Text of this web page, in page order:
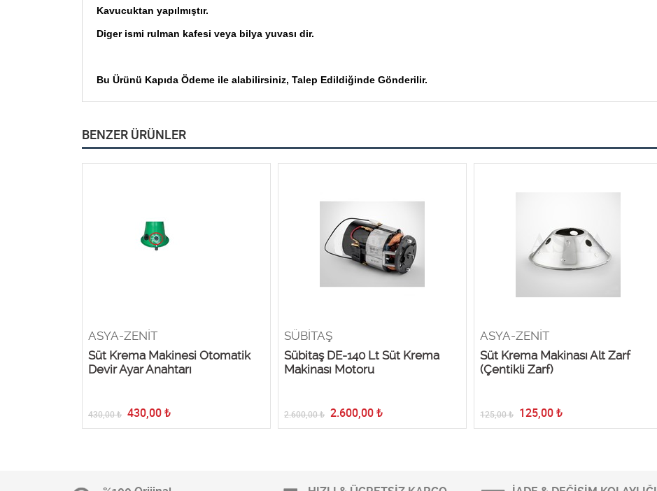
Kavucuktan yapılmıştır.
Diger ismi rulman kafesi veya bilya yuvası dir.
Bu Ürünü Kapıda Ödeme ile alabilirsiniz, Talep Edildiğinde Gönderilir.
BENZER ÜRÜNLER
ASYA-ZENİT
Süt Krema Makinesi Otomatik
Devir Ayar Anahtarı
430,00₺ 430,00 ₺
SÜBİTAŞ
Sübitaş DE-140 Lt Süt Krema
Makinası Motoru
2.600,00₺ 2.600,00 ₺
ASYA-ZENİT
Süt Krema Makinası Alt Zarf
(Çentikli Zarf)
125,00₺ 125,00 ₺